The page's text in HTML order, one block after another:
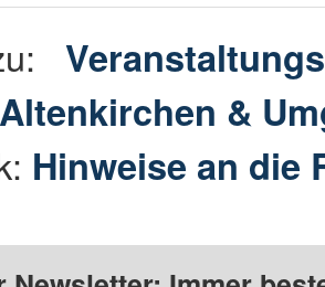
Altenkirchen &
Hinweise an die